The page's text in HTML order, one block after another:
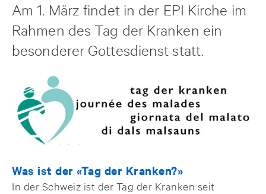
Am 1. März findet in der EPI Kirche im
Rahmen des Tag der Kranken ein
besonderer Gottesdienst statt.
Was ist der «Tag der Kranken?»
In der Schweiz ist der Tag der Kranken seit